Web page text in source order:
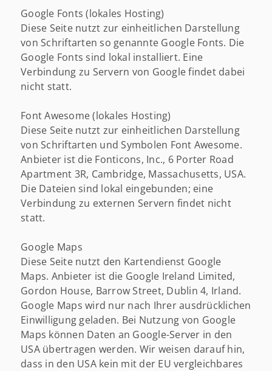
Google Fonts (lokales Hosting)
Diese Seite nutzt zur einheitlichen Darstellung
von Schriftarten so genannte Google Fonts. Die
Google Fonts sind lokal installiert. Eine
Verbindung zu Servern von Google findet dabei
nicht statt.
Font Awesome (lokales Hosting)
Diese Seite nutzt zur einheitlichen Darstellung
von Schriftarten und Symbolen Font Awesome.
Anbieter ist die Fonticons, Inc., 6 Porter Road
Apartment 3R, Cambridge, Massachusetts, USA.
Die Dateien sind lokal eingebunden; eine
Verbindung zu externen Servern findet nicht
statt.
Google Maps
Diese Seite nutzt den Kartendienst Google
Maps. Anbieter ist die Google Ireland Limited,
Gordon House, Barrow Street, Dublin 4, Irland.
Google Maps wird nur nach Ihrer ausdrücklichen
Einwilligung geladen. Bei Nutzung von Google
Maps können Daten an Google-Server in den
USA übertragen werden. Wir weisen darauf hin,
dass in den USA kein mit der EU vergleichbares